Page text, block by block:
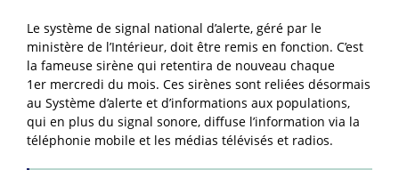
Le système de signal national d’alerte, géré par le
ministère de l’Intérieur, doit être remis en fonction. C’est
la fameuse sirène qui retentira de nouveau chaque
1er mercredi du mois. Ces sirènes sont reliées désormais
au Système d’alerte et d’informations aux populations,
qui en plus du signal sonore, diffuse l’information via la
téléphonie mobile et les médias télévisés et radios.